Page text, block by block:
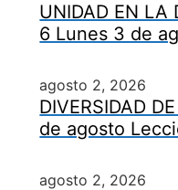
UNIDAD EN LA
6 Lunes 3 de
agosto 2, 2026
DIVERSIDAD
de agosto
agosto 2, 2026